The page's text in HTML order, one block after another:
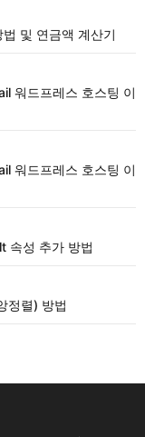
및 연금액 계산기
워드프레스 호스팅 이
워드프레스 호스팅 이
속성 추가 방법
정렬) 방법